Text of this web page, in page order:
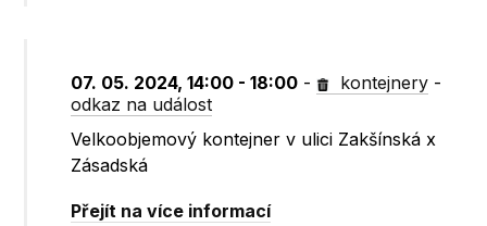
07. 05. 2024, 14:00 - 18:00 - kontejnery -
odkaz na událost
Velkoobjemový kontejner v ulici Zakšínská x
Zásadská
Přejít na více informací